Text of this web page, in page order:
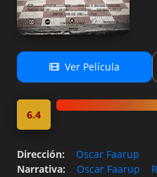
Ver Película
6.4
Dirección:
Oscar Faarup
Narrativa: Oscar Faarup